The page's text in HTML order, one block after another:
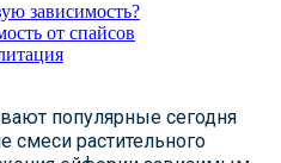
зависимость?
от спайсов
популярные сегодня
смеси растительного